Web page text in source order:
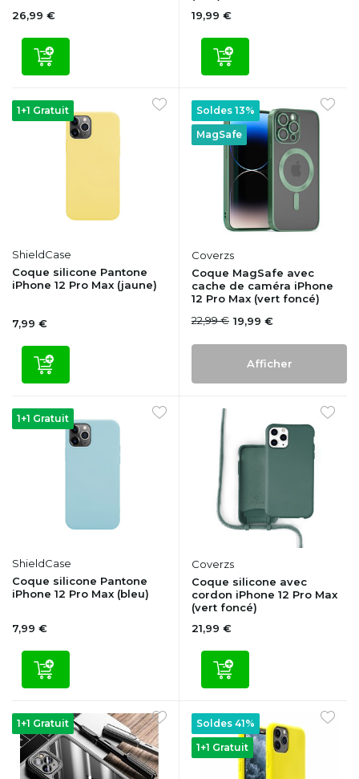
26,99 €
19,99 €
1+1 Gratuit
ShieldCase
Coque silicone Pantone
iPhone 12 Pro Max (jaune)
7,99 €
MagSafe
Soldes 13%
Coverzs
Coque MagSafe avec
cache de caméra iPhone
12 Pro Max (vert foncé)
22,99 € 19,99 €
Afficher
1+1 Gratuit
ShieldCase
Coque silicone Pantone
iPhone 12 Pro Max (bleu)
7,99 €
Coverzs
Coque silicone avec
cordon iPhone 12 Pro Max
(vert foncé)
21,99 €
1+1 Gratuit
1+1 Gratuit
Soldes 41%